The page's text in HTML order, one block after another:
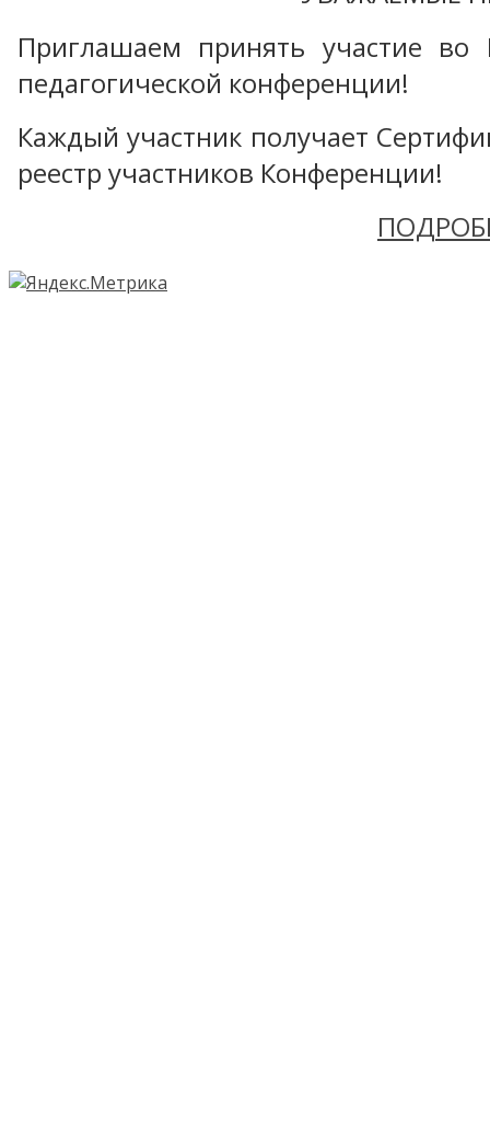
Приглашаем принять участие во
педагогической конференции!
Каждый участник получает
реестр участников Конференции!